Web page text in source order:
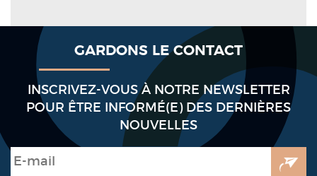
GARDONS LE CONTACT
INSCRIVEZ-VOUS À NOTRE NEWSLETTER
POUR ÊTRE INFORMÉ(E) DES DERNIÈRES
NOUVELLES
E-mail